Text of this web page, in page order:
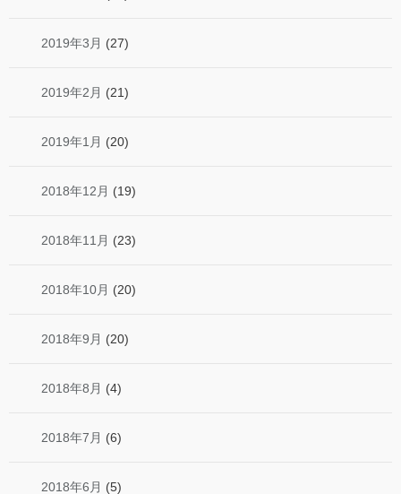
2019年3月 (27)
2019年2月 (21)
2019年1月 (20)
2018年12月 (19)
2018年11月 (23)
2018年10月 (20)
2018年9月 (20)
2018年8月 (4)
2018年7月 (6)
2018年6月 (5)